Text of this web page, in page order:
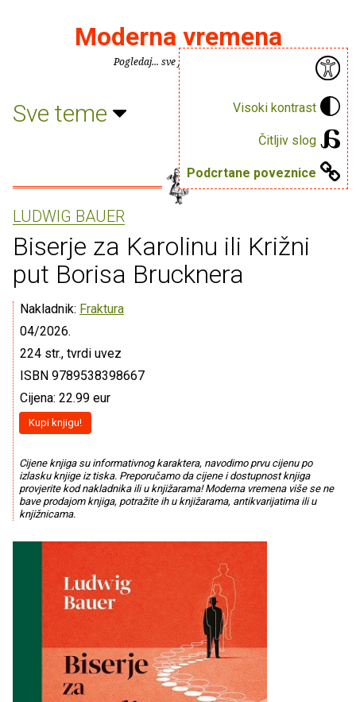
Visoki kontrast
Čitljiv slog
Podcrtane poveznice
Moderna vremena
Pogledaj... sve je puno knjiga.
Sve teme
LUDWIG BAUER
Biserje za Karolinu ili Križni
put Borisa Brucknera
Nakladnik: Fraktura
04/2026.
224 str., tvrdi uvez
ISBN 9789538398667
Cijena: 22.99 eur
Kupi knjigu!
Cijene knjiga su informativnog karaktera, navodimo prvu cijenu po
izlasku knjige iz tiska. Preporučamo da cijene i dostupnost knjiga
provjerite kod nakladnika ili u knjižarama! Moderna vremena više se ne
bave prodajom knjiga, potražite ih u knjižarama, antikvarijatima ili u
knjižnicama.